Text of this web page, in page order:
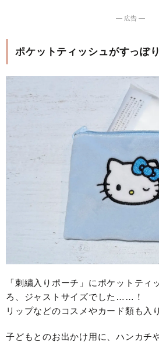
― 広告 ―
ポケットティッシュがすっぽ
「刺繍入りポーチ」にポケットティ
ろ、ジャストサイズでした……！
リップなどのコスメやカード類も入
子どもとのお出かけ用に、ハンカチ